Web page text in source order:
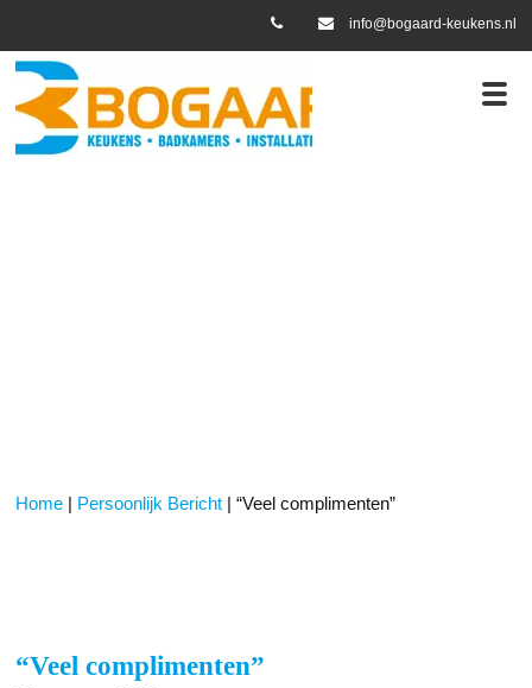
info@bogaard-keukens.nl
Home | Persoonlijk Bericht |“Veel complimenten”
“Veel complimenten”